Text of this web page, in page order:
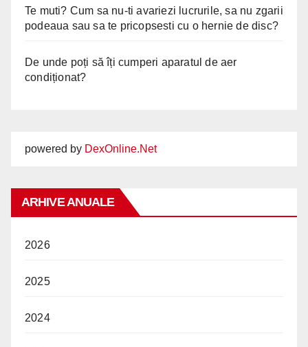
Te muti? Cum sa nu-ti avariezi lucrurile, sa nu zgarii
podeaua sau sa te pricopsesti cu o hernie de disc?
De unde poți să îți cumperi aparatul de aer
condiționat?
powered by DexOnline.Net
ARHIVE ANUALE
2026
2025
2024